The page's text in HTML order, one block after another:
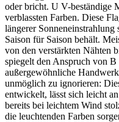
oder bricht. U V-beständige
verblassten Farben. Diese
längerer Sonneneinstrahlung
Saison für Saison behält.
von den verstärkten Nähten
spiegelt den Anspruch von
außergewöhnliche
unmöglich zu ignorieren:
entwickelt, lässt sich leicht
bereits bei leichtem Wind
die leuchtenden Farben